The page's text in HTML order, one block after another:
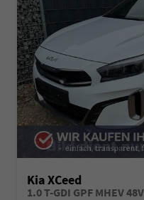
Kia XCeed
1.0 T-GDI GPF MHEV